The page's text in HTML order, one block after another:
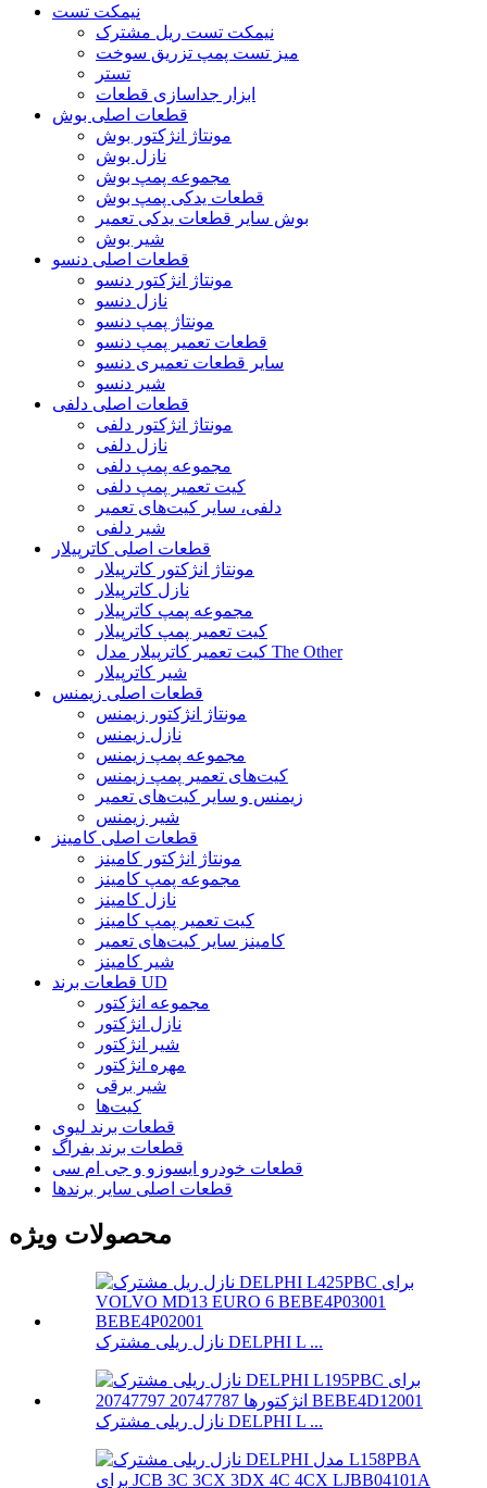
نیمکت تست
نیمکت تست ریل مشترک
میز تست پمپ تزریق سوخت
تستر
ابزار جداسازی قطعات
قطعات اصلی بوش
مونتاژ انژکتور بوش
نازل بوش
مجموعه پمپ بوش
قطعات یدکی پمپ بوش
بوش سایر قطعات یدکی تعمیر
شیر بوش
قطعات اصلی دنسو
مونتاژ انژکتور دنسو
نازل دنسو
مونتاژ پمپ دنسو
قطعات تعمیر پمپ دنسو
سایر قطعات تعمیری دنسو
شیر دنسو
قطعات اصلی دلفی
مونتاژ انژکتور دلفی
نازل دلفی
مجموعه پمپ دلفی
کیت تعمیر پمپ دلفی
دلفی، سایر کیت‌های تعمیر
شیر دلفی
قطعات اصلی کاترپیلار
مونتاژ انژکتور کاترپیلار
نازل کاترپیلار
مجموعه پمپ کاترپیلار
کیت تعمیر پمپ کاترپیلار
کیت تعمیر کاترپیلار مدل The Other
شیر کاترپیلار
قطعات اصلی زیمنس
مونتاژ انژکتور زیمنس
نازل زیمنس
مجموعه پمپ زیمنس
کیت‌های تعمیر پمپ زیمنس
زیمنس و سایر کیت‌های تعمیر
شیر زیمنس
قطعات اصلی کامینز
مونتاژ انژکتور کامینز
مجموعه پمپ کامینز
نازل کامینز
کیت تعمیر پمپ کامینز
کامینز سایر کیت‌های تعمیر
شیر کامینز
قطعات برند UD
مجموعه انژکتور
نازل انژکتور
شیر انژکتور
مهره انژکتور
شیر برقی
کیت‌ها
قطعات برند لیوی
قطعات برند بفراگ
قطعات خودرو ایسوزو و جی ام سی
قطعات اصلی سایر برندها
محصولات ویژه
نازل ریلی مشترک DELPHI L ...
نازل ریلی مشترک DELPHI L ...